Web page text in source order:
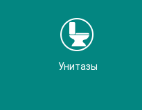
Унитазы